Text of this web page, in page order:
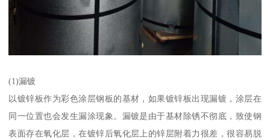
(1)漏镀
以镀锌板作为彩色涂层钢板的基材，如果镀锌板出现漏镀，涂层在
同一位置也会发生漏涂现象。漏镀是由于基材除锈不彻底，致使钢
表面存在氧化层，在镀锌后氧化层上的锌层附着力很差，很容易脱